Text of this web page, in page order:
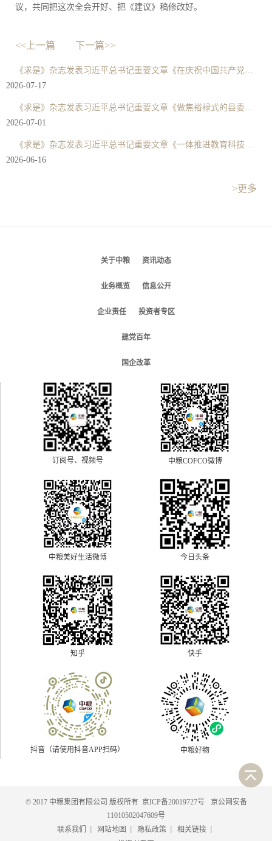
议，共同把这次全会开好、把《建议》稿修改好。
<<上一篇 下一篇>>
《求是》杂志发表习近平总书记重要文章《在庆祝中国共产党成立105周年大会上的讲话》
2026-07-17
《求是》杂志发表习近平总书记重要文章《做焦裕禄式的县委书记》
2026-07-01
《求是》杂志发表习近平总书记重要文章《一体推进教育科技人才发展》
2026-06-16
>更多
关于中粮 资讯动态
业务概览 信息公开
企业责任 投资者专区
建党百年
国企改革
订阅号、视频号 中粮COFCO微博
中粮美好生活微博 今日头条
知乎 快手
抖音（请使用抖音APP扫码） 中粮好物
© 2017 中粮集团有限公司 版权所有 京ICP备20019727号
京公网安备
11010502047609号
联系我们
| 网站地图 | 隐私政策 | 相关链接 |